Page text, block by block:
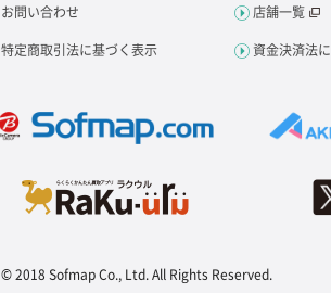
お問い合わせ 店舗一覧
特定商取引法に基づく表示 資金決済法
2018 Sofmap Co., Ltd. All Rights Reserved.